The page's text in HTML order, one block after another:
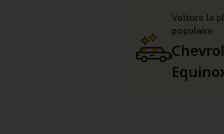
Voiture la
populaire